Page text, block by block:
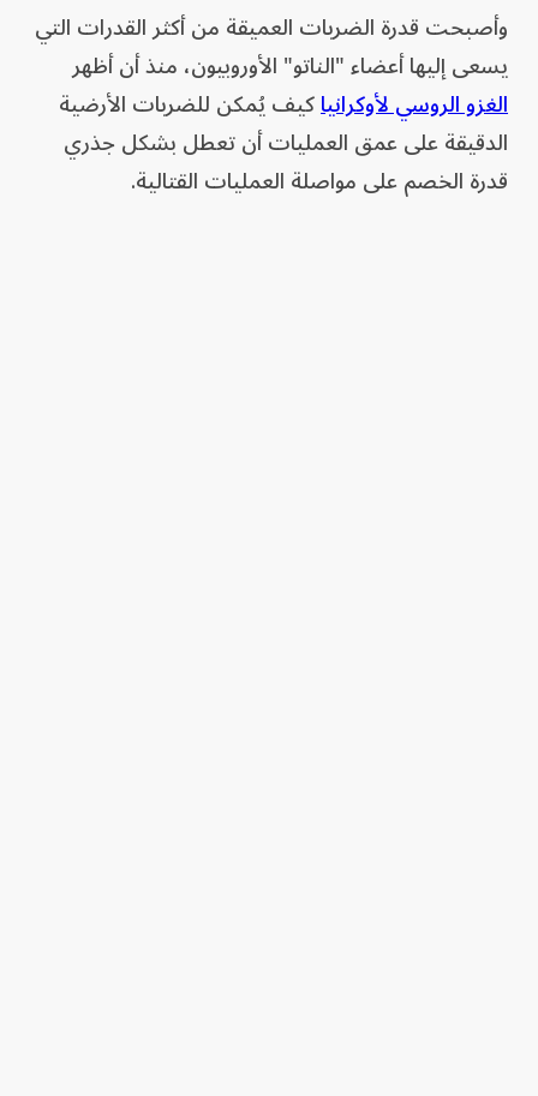
وأصبحت قدرة الضربات العميقة من أكثر القدرات التي
يسعى إليها أعضاء "الناتو" الأوروبيون، منذ أن أظهر
الغزو الروسي لأوكرانياكيف يُمكن للضربات الأرضية
الدقيقة على عمق العمليات أن تعطل بشكل جذري
قدرة الخصم على مواصلة العمليات القتالية.